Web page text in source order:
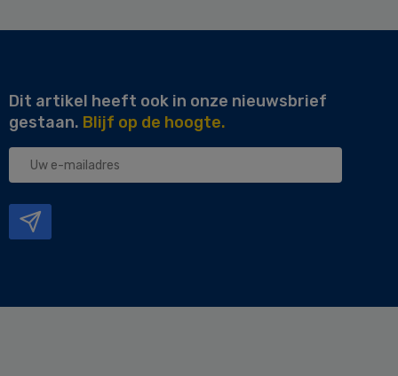
Dit artikel heeft ook in onze nieuwsbrief
gestaan. Blijf op de hoogte.
Uw